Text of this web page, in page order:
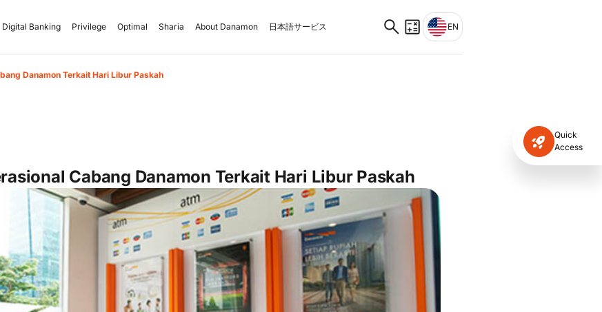
Digital Banking Privilege Optimal Sharia About Danamon 日本語サービス EN
Danamon Terkait Hari Libur Paskah
Quick
Access
Cabang Danamon Terkait Hari Libur Paskah